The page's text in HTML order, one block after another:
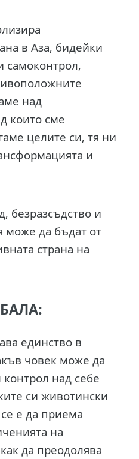
в Аза, бидейки
самоконтрол,
над
които сме
целите си, тя ни
и
безразсъдство и
може да бъдат от
страна на
единство в
човек може да
над себе
си животински
е да приема
на
да преодолява